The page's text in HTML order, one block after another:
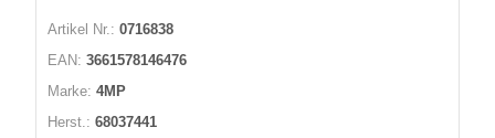
Artikel Nr.: 0716838
EAN: 3661578146476
Marke: 4MP
Herst.: 68037441